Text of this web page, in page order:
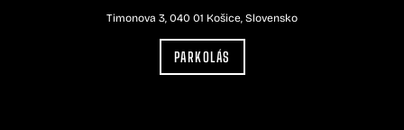
Timonova 3, 040 01 Košice, Slovensko
PARKOLÁS